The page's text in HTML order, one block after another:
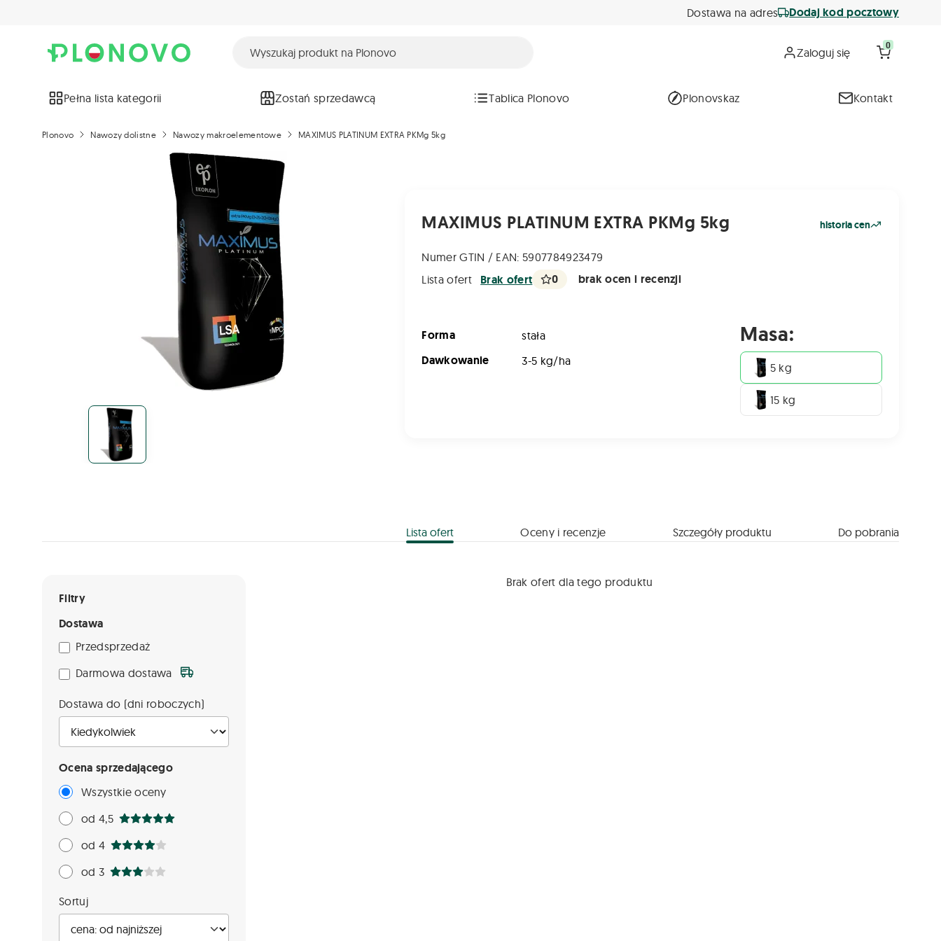
Dostawa na adres Dodaj kod pocztowy
Zaloguj się 0
Pełna lista kategorii Zostań sprzedawcą Tablica Plonovo Plonovskaz Kontakt
Plonovo Nawozy dolistne Nawozy makroelementowe MAXIMUS PLATINUM EXTRA PKMg 5kg
MAXIMUS PLATINUM EXTRA PKMg 5kg
Numer GTIN / EAN: 5907784923479
historia cen
Lista ofert Brak ofert 0 brak ocen i recenzji
Forma stała
Dawkowanie 3-5 kg/ha
Masa:
5 kg
15 kg
Lista ofert Oceny i recenzje Szczegóły produktu Do pobrania
Filtry
Dostawa
Przedsprzedaż
Darmowa dostawa
Dostawa do (dni roboczych)
Ocena sprzedającego
Wszystkie oceny
od 4,5
od 4
od 3
Sortuj
Brak ofert dla tego produktu